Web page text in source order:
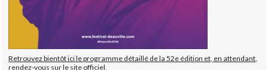
Retrouvez bientôt ici le programme détaillé de la 52e édition et, en attendant,
rendez-vous sur le site officiel.